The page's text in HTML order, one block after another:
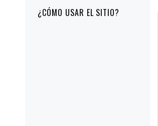
principal
¿CÓMO USAR EL SITIO?